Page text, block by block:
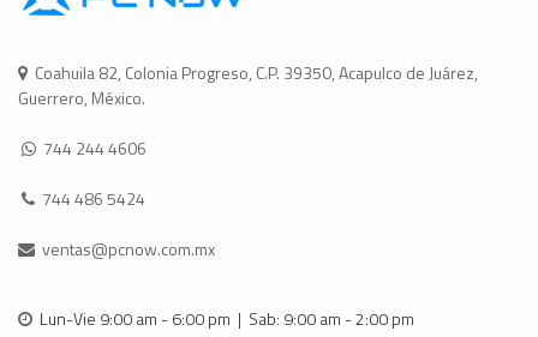
Coahuila 82, Colonia Progreso, C.P. 39350, Acapulco de Juárez,
Guerrero, México.
744 244 4606
744 486 5424
ventas@pcnow.com.mx
Lun-Vie 9:00 am - 6:00 pm | Sab: 9:00 am - 2:00 pm